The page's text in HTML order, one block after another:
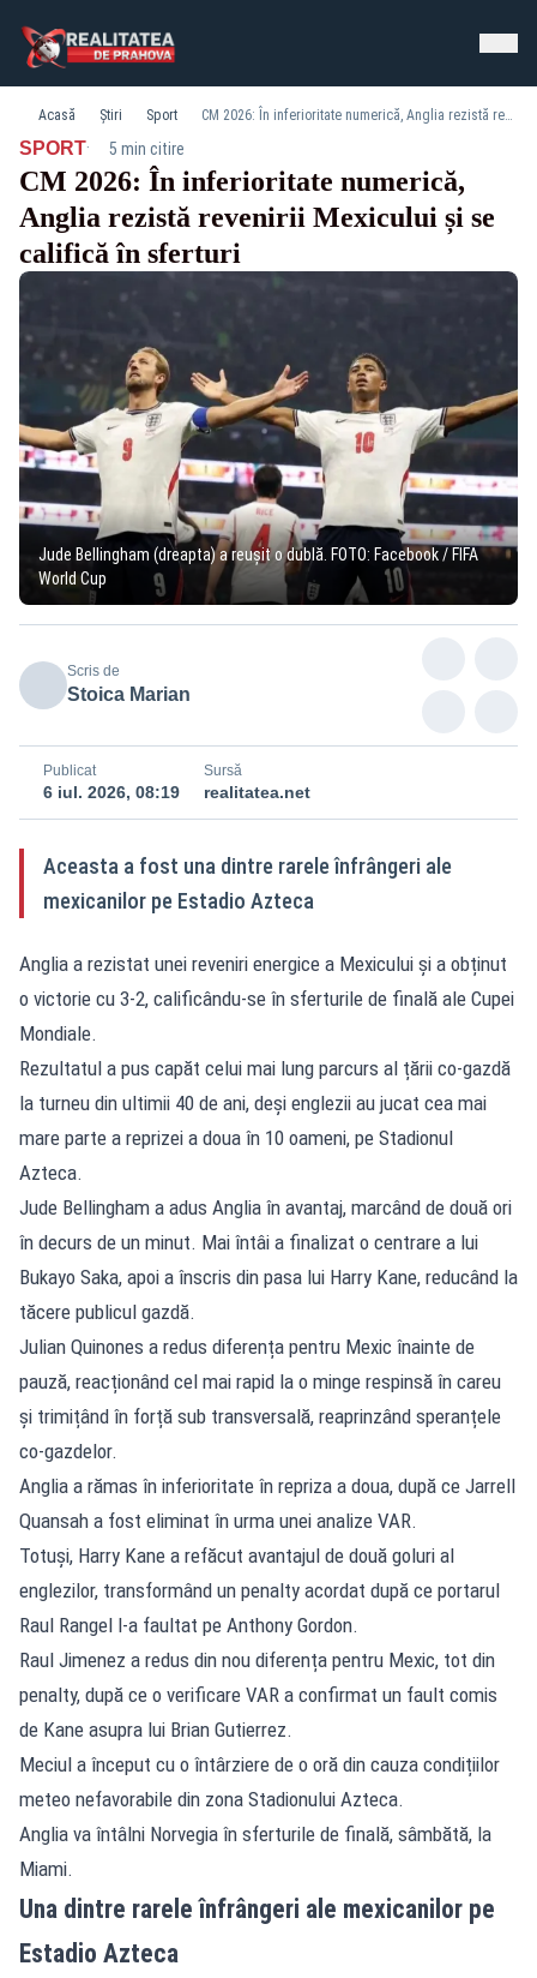
Acasă Știri Sport CM 2026: În inferioritate numerică, Anglia rezistă revenirii Mexicului și se califică în sferturi
SPORT· 5 min citire
CM 2026: În inferioritate numerică,
Anglia rezistă revenirii Mexicului și se
califică în sferturi
Jude Bellingham (dreapta) a reușit o dublă. FOTO: Facebook / FIFA
World Cup
Scris de
Stoica Marian
Publicat
6 iul. 2026, 08:19
Sursă
realitatea.net
Aceasta a fost una dintre rarele înfrângeri ale
mexicanilor pe Estadio Azteca
Anglia a rezistat unei reveniri energice a Mexicului și a obținut
o victorie cu 3-2, calificându-se în sferturile de finală ale Cupei
Mondiale.
Rezultatul a pus capăt celui mai lung parcurs al țării co-gazdă
la turneu din ultimii 40 de ani, deși englezii au jucat cea mai
mare parte a reprizei a doua în 10 oameni, pe Stadionul
Azteca.
Jude Bellingham a adus Anglia în avantaj, marcând de două ori
în decurs de un minut. Mai întâi a finalizat o centrare a lui
Bukayo Saka, apoi a înscris din pasa lui Harry Kane, reducând la
tăcere publicul gazdă.
Julian Quinones a redus diferența pentru Mexic înainte de
pauză, reacționând cel mai rapid la o minge respinsă în careu
și trimițând în forță sub transversală, reaprinzând speranțele
co-gazdelor.
Anglia a rămas în inferioritate în repriza a doua, după ce Jarrell
Quansah a fost eliminat în urma unei analize VAR.
Totuși, Harry Kane a refăcut avantajul de două goluri al
englezilor, transformând un penalty acordat după ce portarul
Raul Rangel l-a faultat pe Anthony Gordon.
Raul Jimenez a redus din nou diferența pentru Mexic, tot din
penalty, după ce o verificare VAR a confirmat un fault comis
de Kane asupra lui Brian Gutierrez.
Meciul a început cu o întârziere de o oră din cauza condițiilor
meteo nefavorabile din zona Stadionului Azteca.
Anglia va întâlni Norvegia în sferturile de finală, sâmbătă, la
Miami.
Una dintre rarele înfrângeri ale mexicanilor pe
Estadio Azteca